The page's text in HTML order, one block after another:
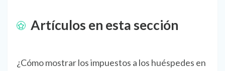
Artículos en esta sección
¿Cómo mostrar los impuestos a los huéspedes en